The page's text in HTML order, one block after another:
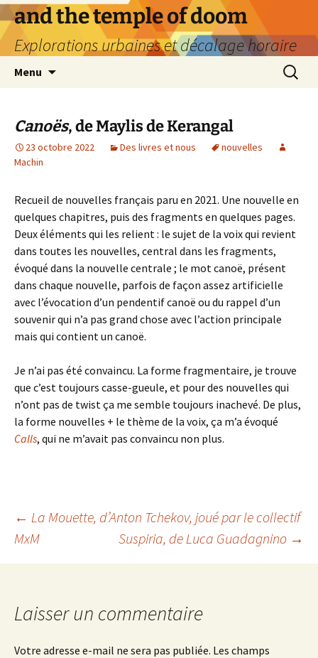
Aller
au
contenu
and the temple of doom
Explorations urbaines et décalage horaire
Menu
Canoës, de Maylis de Kerangal
23 octobre 2022 Des livres et nous
nouvelles
Machin
Recueil de nouvelles français paru en 2021. Une nouvelle en
quelques chapitres, puis des fragments en quelques pages.
Deux éléments qui les relient : le sujet de la voix qui revient
dans toutes les nouvelles, central dans les fragments,
évoqué dans la nouvelle centrale ; le mot canoë, présent
dans chaque nouvelle, parfois de façon assez artificielle
avec l’évocation d’un pendentif canoë ou du rappel d’un
souvenir qui n’a pas grand chose avec l’action principale
mais qui contient un canoë.
Je n’ai pas été convaincu. La forme fragmentaire, je trouve
que c’est toujours casse-gueule, et pour des nouvelles qui
n’ont pas de twist ça me semble toujours inachevé. De plus,
la forme nouvelles + le thème de la voix, ça m’a évoqué
Calls, qui ne m’avait pas convaincu non plus.
Navigation
des
articles
← La Mouette, d’Anton Tchekov, joué par le collectif
MxM
Suspiria, de Luca Guadagnino →
Laisser un commentaire
Votre adresse e-mail ne sera pas publiée. Les champs